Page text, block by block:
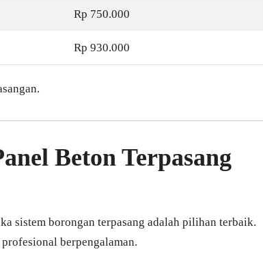
Rp 750.000
Rp 930.000
Beton Terpasang
sistem borongan terpasang adalah pilihan terbaik.
berpengalaman.